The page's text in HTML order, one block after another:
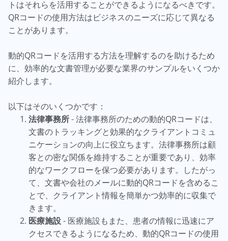
トはそれらを活用することができるようになるべきです。
QRコードの使用方法はビジネスのニーズに応じて異なる
ことがあります。
動的QRコードを活用する方法を理解するのを助けるため
に、効率的な文書管理が必要な業界のサンプルをいくつか
紹介します。
以下はそのいくつかです：
法律事務所- 法律事務所のための動的QRコードは、
文書のトラッキングと効果的なクライアントコミュ
ニケーションの向上に役立ちます。法律事務所は顧
客との密な関係を維持することが重要であり、効率
的なワークフローを保つ必要があります。したがっ
て、文書や会社のメールに動的QRコードを含めるこ
とで、クライアント情報を簡単かつ効率的に収集で
きます。
医療施設- 医療施設もまた、患者の情報に迅速にア
クセスできるようになるため、動的QRコードの使用